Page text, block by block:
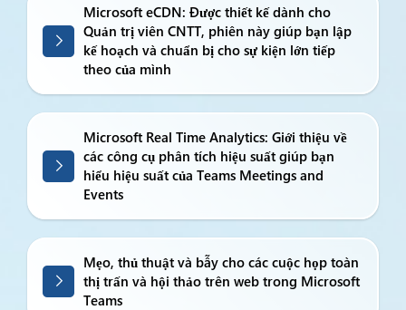
Microsoft eCDN: Được thiết kế dành cho
Quản trị viên CNTT, phiên này giúp bạn lập
kế hoạch và chuẩn bị cho sự kiện lớn tiếp
theo của mình
Microsoft Real Time Analytics: Giới thiệu về
các công cụ phân tích hiệu suất giúp bạn
hiểu hiệu suất của Teams Meetings and
Events
Mẹo, thủ thuật và bẫy cho các cuộc họp toàn
thị trấn và hội thảo trên web trong Microsoft
Teams